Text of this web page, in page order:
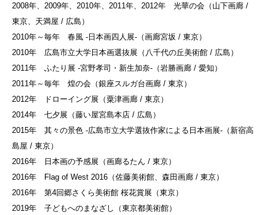
2008年、2009年、2010年、2011年、2012年 光華の会（山下画廊 /
東京、天満屋 / 広島）
2010年～毎年 春風 -日本画四人展-（画廊宮坂 / 東京）
2010年 広島市立大学日本画選抜展（八千代の丘美術館 / 広島）
2011年 ふたり展 -宮野孝司・新生加奈-（岩勝画廊 / 愛知）
2011年～毎年 煌の会（銀座スルガ台画廊 / 東京）
2012年 ドローイング展（粟津画廊 / 東京）
2014年 七夕展（藤い屋宮島本店 / 広島）
2015年 其々の景色 -広島市立大学選抜作家による日本画展-（新宿高
島屋 / 東京）
2016年 日本画の予感展（画廊るたん / 東京）
2016年 Flag of West 2016（佐藤美術館、森田画廊 / 東京）
2016年 第4回郷さくら美術館 桜花賞展（東京）
2019年 子どもへのまなざし（東京都美術館）